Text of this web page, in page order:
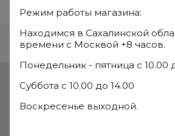
Отзывы
Часто ищут
Режим работы магазина:
Находимся в Сахалинской
времени с Москвой +8 часов.
Понедельник - пятница с 10.00
Суббота с 10.00 до 14.00
Воскресенье выходной.